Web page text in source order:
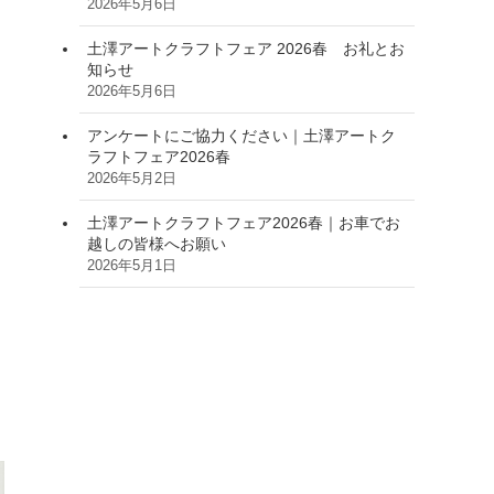
2026年5月6日
土澤アートクラフトフェア 2026春 お礼とお
知らせ
2026年5月6日
アンケートにご協力ください｜土澤アートク
ラフトフェア2026春
2026年5月2日
土澤アートクラフトフェア2026春｜お車でお
越しの皆様へお願い
2026年5月1日